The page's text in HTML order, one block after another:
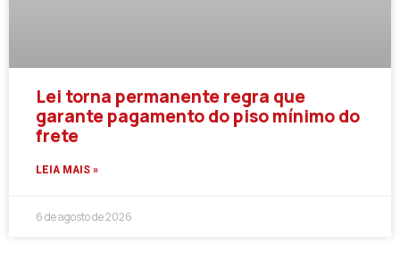
Lei torna permanente regra que
garante pagamento do piso mínimo do
frete
LEIA MAIS »
6 de agosto de 2026